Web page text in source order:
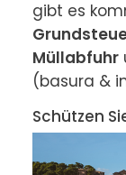
Müllabfuhr
(basura &
Schützen